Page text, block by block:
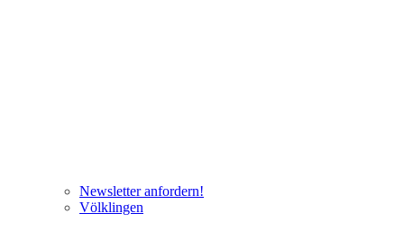
Newsletter anfordern!
Völklingen